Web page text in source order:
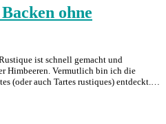
ohne
ist schnell gemacht und
Himbeeren. Vermutlich bin ich die
(oder auch Tartes rustiques) entdeckt.…